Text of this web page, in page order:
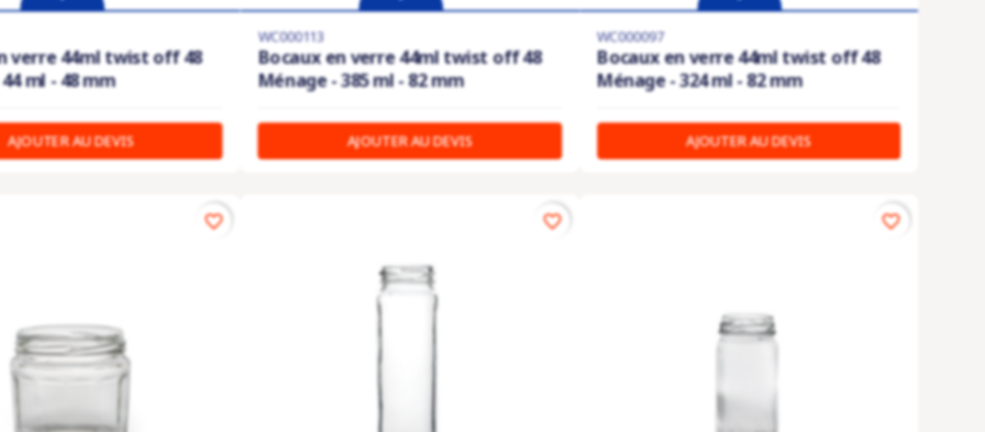
verre 44ml twist off 48
ml - 48 mm
AJOUTER AU DEVIS
WC000113
Bocaux en verre 44ml twist off 48
Ménage - 385 ml - 82 mm
AJOUTER AU DEVIS
WC000097
Bocaux en verre 44ml twist off 48
Ménage - 324 ml - 82 mm
AJOUTER AU DEVIS
favorite_border favorite_border favorite_border